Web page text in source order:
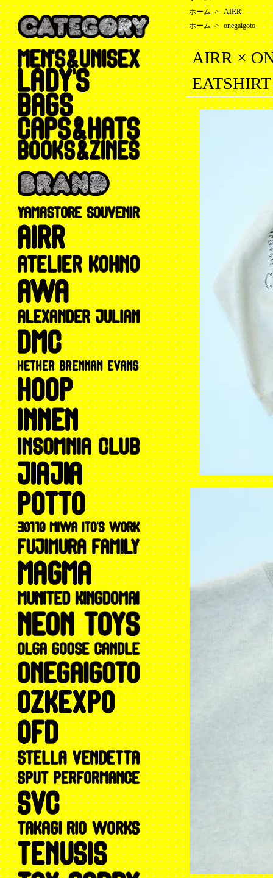
ホーム > AIRR
ホーム > onegaigoto
AIRR ×